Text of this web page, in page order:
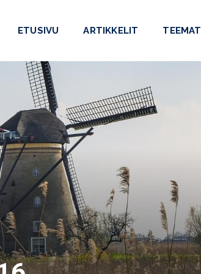
ETUSIVU ARTIKKELIT TEEMAT